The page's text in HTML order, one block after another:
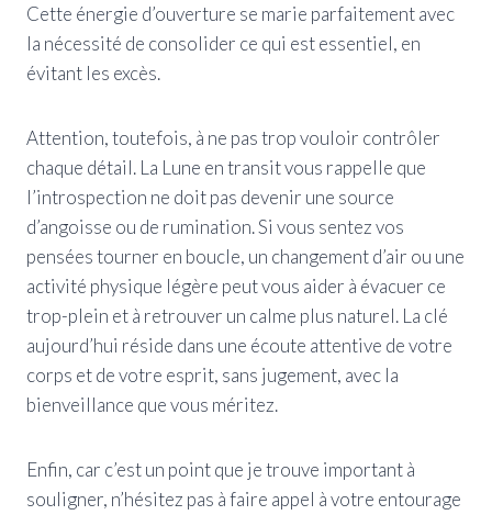
Cette énergie d’ouverture se marie parfaitement avec
la nécessité de consolider ce qui est essentiel, en
évitant les excès.
Attention, toutefois, à ne pas trop vouloir contrôler
chaque détail. La Lune en transit vous rappelle que
l’introspection ne doit pas devenir une source
d’angoisse ou de rumination. Si vous sentez vos
pensées tourner en boucle, un changement d’air ou une
activité physique légère peut vous aider à évacuer ce
trop-plein et à retrouver un calme plus naturel. La clé
aujourd’hui réside dans une écoute attentive de votre
corps et de votre esprit, sans jugement, avec la
bienveillance que vous méritez.
Enfin, car c’est un point que je trouve important à
souligner, n’hésitez pas à faire appel à votre entourage